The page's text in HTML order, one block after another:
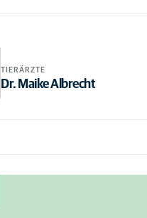
TIERÄRZTE
Dr. Maike Albrecht